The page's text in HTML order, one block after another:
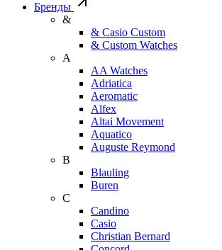
Бренды
&
& Casio Custom
& Custom Watches
A
AA Watches
Adriatica
Aeromatic
Alfex
Altai Movement
Aquatico
Auguste Reymond
B
Blauling
Buren
C
Candino
Casio
Christian Bernard